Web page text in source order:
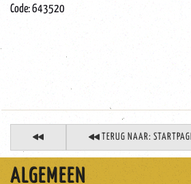
Code: 643520
TERUG NAAR:
ALGEMEEN